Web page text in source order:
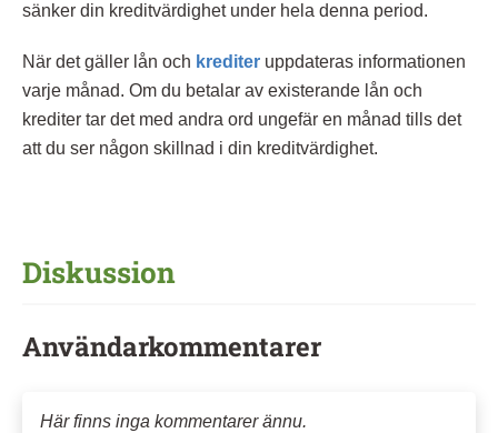
sänker din kreditvärdighet under hela denna period.
När det gäller lån och krediter uppdateras informationen
varje månad. Om du betalar av existerande lån och
krediter tar det med andra ord ungefär en månad tills det
att du ser någon skillnad i din kreditvärdighet.
Diskussion
Användarkommentarer
Här finns inga kommentarer ännu.